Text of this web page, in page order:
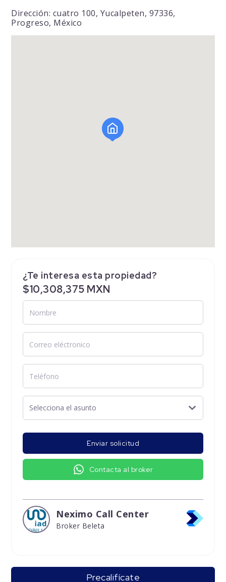
¿Te interesa esta propiedad?
$10,308,375 MXN
Enviar solicitud
Contacta al broker
Neximo Call Center
Broker Beleta
Precalifícate
Dirección: cuatro 100, Yucalpeten, 97336,
Progreso, México